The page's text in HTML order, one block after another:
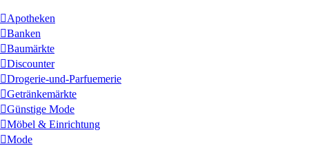
Apotheken
Banken
Baumärkte
Discounter
Drogerie-und-Parfuemerie
Getränkemärkte
Günstige Mode
Möbel & Einrichtung
Mode